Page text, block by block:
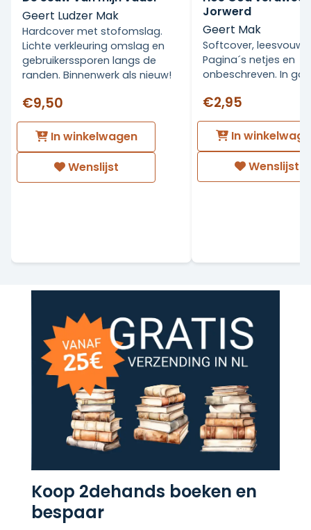
wil begrijpen hoe het Nederland van vroeger
is getransformeerd tot de samenleving van
nu.
Geert Ludzer Mak
Hardcover met stofomslag.
Lichte verkleuring omslag en
gebruikerssporen langs de
randen. Binnenwerk als nieuw!
€9,50
In winkelwagen
Wenslijst
Jorwerd
Geert Mak
Softcover, leesvouw
Pagina´s netjes en
onbeschreven. In
€2,95
In
Wenslijst
Koop 2dehands boeken en
bespaar